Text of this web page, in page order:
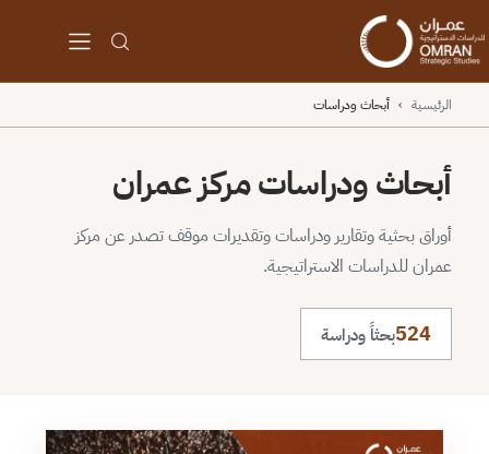
الرئيسية › أبحاث ودراسات
أبحاث ودراسات مركز عمران
أوراق بحثية وتقارير ودراسات وتقديرات موقف تصدر عن مركز
عمران للدراسات الاستراتيجية.
524بحثاً ودراسة